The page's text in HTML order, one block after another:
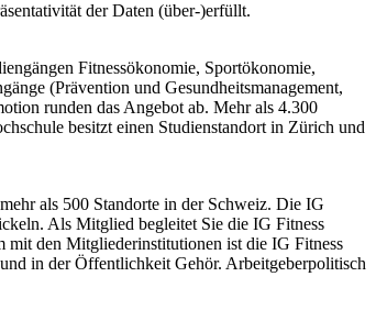
der Daten (über-)erfüllt.
Fitnessökonomie, Sportökonomie,
(Prävention und Gesundheitsmanagement,
runden das Angebot ab. Mehr als 4.300
besitzt einen Studienstandort in Zürich und
als 500 Standorte in der Schweiz. Die IG
Als Mitglied begleitet Sie die IG Fitness
mit den Mitgliederinstitutionen ist die IG Fitness
in der Öffentlichkeit Gehör. Arbeitgeberpolitisch